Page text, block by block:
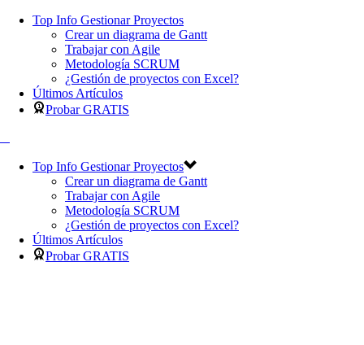
Top Info Gestionar Proyectos
Crear un diagrama de Gantt
Trabajar con Agile
Metodología SCRUM
¿Gestión de proyectos con Excel?
Últimos Artículos
Probar GRATIS
Top Info Gestionar Proyectos
Crear un diagrama de Gantt
Trabajar con Agile
Metodología SCRUM
¿Gestión de proyectos con Excel?
Últimos Artículos
Probar GRATIS